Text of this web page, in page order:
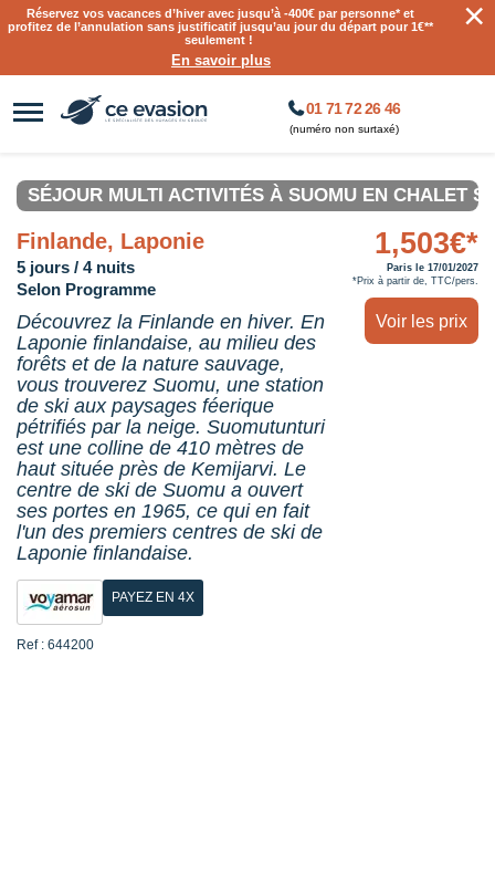
Réservez vos vacances d’hiver avec jusqu’à-400€ par personne* et
profitez de l’annulation sans justificatif jusqu’au jour du départ pour 1€**
seulement !
En savoir plus
×
01 71 72 26 46
(numéro non surtaxé)
SÉJOUR MULTI ACTIVITÉS À SUOMU EN CHALET
Finlande, Laponie
5 jours / 4 nuits
Selon Programme
Découvrez la Finlande en hiver. En
Laponie finlandaise, au milieu des
forêts et de la nature sauvage,
vous trouverez Suomu, une station
de ski aux paysages féerique
pétrifiés par la neige. Suomutunturi
est une colline de 410 mètres de
haut située près de Kemijarvi. Le
centre de ski de Suomu a ouvert
ses portes en 1965, ce qui en fait
l'un des premiers centres de ski de
Laponie finlandaise.
PAYEZ EN 4X
Ref : 644200
1,503€*
Paris le 17/01/2027
*Prix à partir de, TTC/pers.
Voir les prix